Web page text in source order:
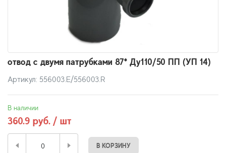
отвод с двумя патрубками 87* Ду110/50 ПП (УП 14)
Артикул: 556003.E/556003.R
В наличии
360.9 руб. / шт
В КОРЗИНУ